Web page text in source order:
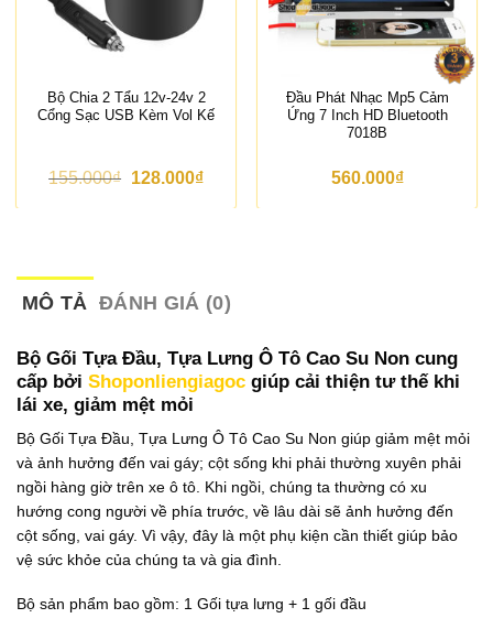
Bộ Chia 2 Tẩu 12v-24v 2
Cổng Sạc USB Kèm Vol Kế
155.000₫ G
à
5
5
.
0
0
₫
128.000₫G
ạ
à
:
8
.
0
0
0
₫
.
Đầu Phát Nhạc Mp5 Cảm
Ứng 7 Inch HD Bluetooth
7018B
560.000₫
MÔ TẢ ĐÁNH GIÁ (0)
Bộ Gối Tựa Đầu, Tựa Lưng Ô Tô Cao Su Non cung
cấp bởi Shoponliengiagoc giúp cải thiện tư thế khi
lái xe, giảm mệt mỏi
Bộ Gối Tựa Đầu, Tựa Lưng Ô Tô Cao Su Non giúp giảm mệt mỏi
và ảnh hưởng đến vai gáy; cột sống khi phải thường xuyên phải
ngồi hàng giờ trên xe ô tô. Khi ngồi, chúng ta thường có xu
hướng cong người về phía trước, về lâu dài sẽ ảnh hưởng đến
cột sống, vai gáy. Vì vậy, đây là một phụ kiện cần thiết giúp bảo
vệ sức khỏe của chúng ta và gia đình.
Bộ sản phẩm bao gồm: 1 Gối tựa lưng + 1 gối đầu